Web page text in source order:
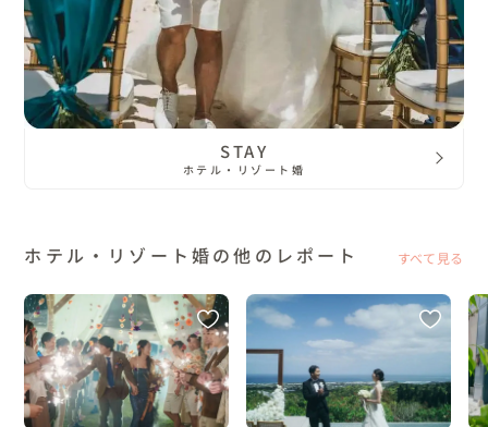
STAY
ホテル・リゾート婚
ホテル・リゾート婚の他のレポート すべて見る